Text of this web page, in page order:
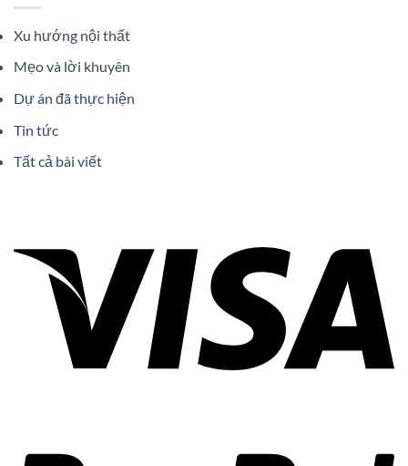
Xu hướng nội thất
Mẹo và lời khuyên
Dự án đã thực hiện
Tin tức
Tất cả bài viết